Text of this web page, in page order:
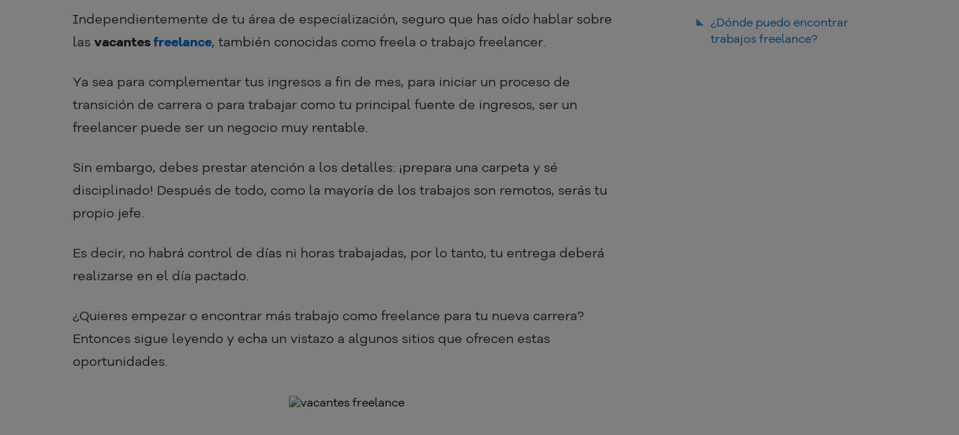
Independientemente de tu área de especialización, seguro que has oído hablar sobre
las vacantesfreelance, también conocidas como freela o trabajo freelancer.
Ya sea para complementar tus ingresos a fin de mes, para iniciar un proceso de
transición de carrera o para trabajar como tu principal fuente de ingresos, ser un
freelancer puede ser un negocio muy rentable.
Sin embargo, debes prestar atención a los detalles: ¡prepara una carpeta y sé
disciplinado! Después de todo, como la mayoría de los trabajos son remotos, serás tu
propio jefe.
Es decir, no habrá control de días ni horas trabajadas, por lo tanto, tu entrega deberá
realizarse en el día pactado.
¿Quieres empezar o encontrar más trabajo como freelance para tu nueva carrera?
Entonces sigue leyendo y echa un vistazo a algunos sitios que ofrecen estas
oportunidades.
Tener un portafolio
Guarda contactos
¿Dónde puedo encontrar
trabajos freelance?